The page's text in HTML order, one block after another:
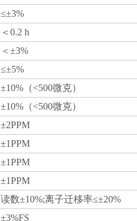
≤±3%
＜0.2 h
＜±3%
≤±5%
±10%（<500微克）
±10%（<500微克）
±2PPM
±1PPM
±1PPM
±1PPM
读数±10%;离子迁移率≤±20%
±3%FS